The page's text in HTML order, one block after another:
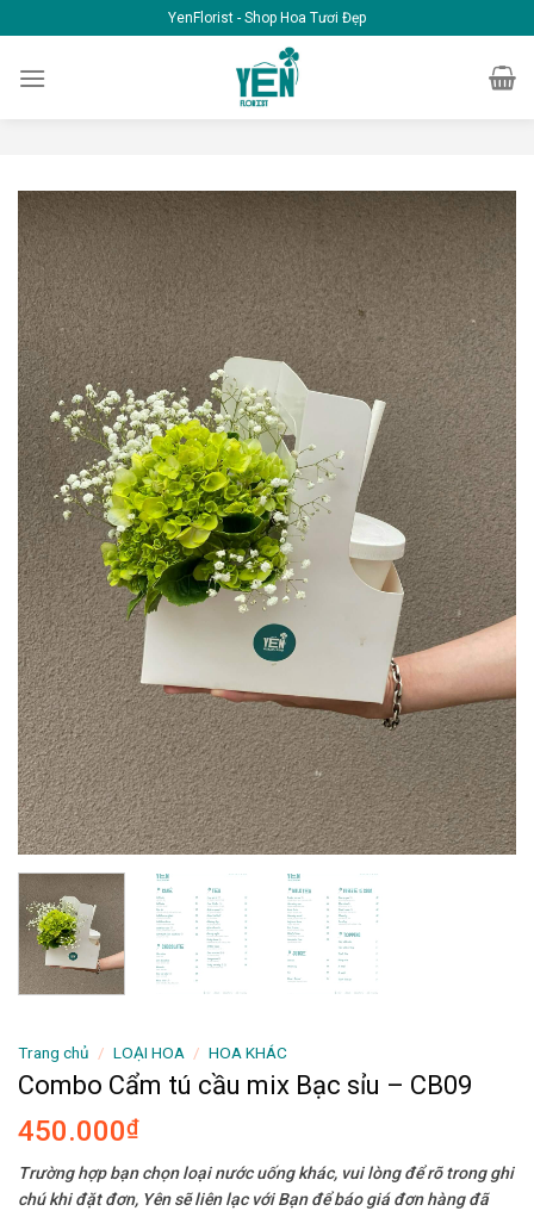
to
content
YenFlorist - Shop Hoa Tươi Đẹp
Trang chủ / LOẠI HOA / HOA KHÁC
Combo Cẩm tú cầu mix Bạc sỉu – CB09
450.000₫
Trường hợp bạn chọn loại nước uống khác, vui lòng để rõ trong ghi
chú khi đặt đơn, Yên sẽ liên lạc với Bạn để báo giá đơn hàng đã